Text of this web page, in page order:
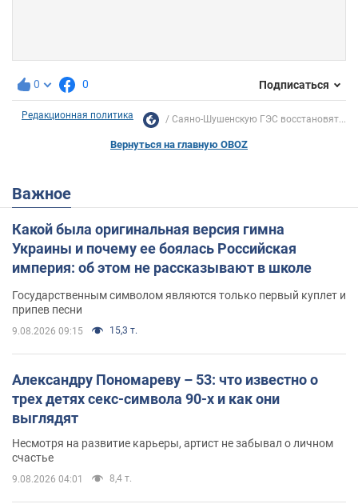
0 0 Подписаться
Редакционная политика Саяно-Шушенскую ГЭС восстановят...
Вернуться на главную OBOZ
Важное
Какой была оригинальная версия гимна
Украины и почему ее боялась Российская
империя: об этом не рассказывают в школе
Государственным символом являются только первый куплет и
припев песни
9.08.2026 09:15 15,3 т.
Александру Пономареву – 53: что известно о
трех детях секс-символа 90-х и как они
выглядят
Несмотря на развитие карьеры, артист не забывал о личном
счастье
9.08.2026 04:01 8,4 т.